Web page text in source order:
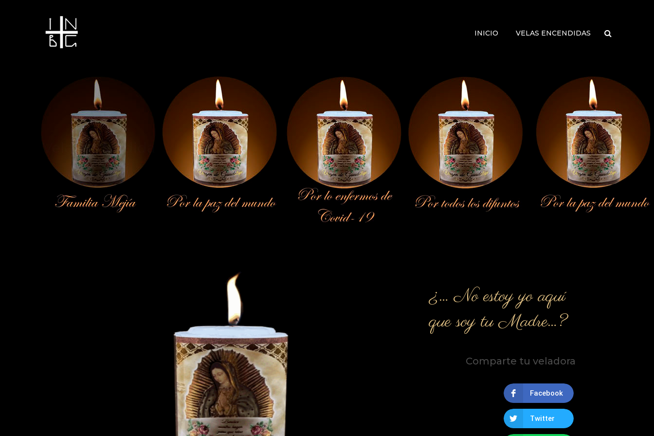
INICIO VELAS ENCENDIDAS
Vela encendida
¿… No estoy yo aquí
que soy tu Madre…?
Comparte tu veladora
Facebook
Twitter